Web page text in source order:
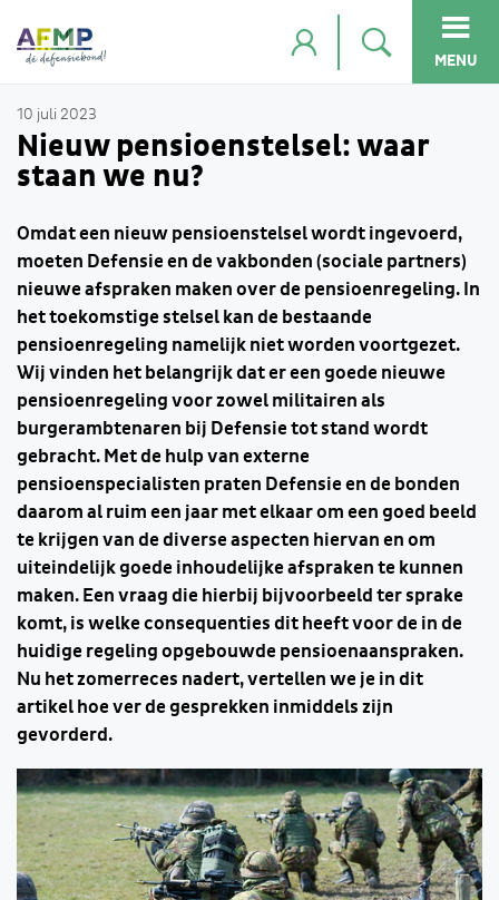
MENU
10 juli 2023
Nieuw pensioenstelsel: waar
staan we nu?
Omdat een nieuw pensioenstelsel wordt ingevoerd,
moeten Defensie en de vakbonden (sociale partners)
nieuwe afspraken maken over de pensioenregeling. In
het toekomstige stelsel kan de bestaande
pensioenregeling namelijk niet worden voortgezet.
Wij vinden het belangrijk dat er een goede nieuwe
pensioenregeling voor zowel militairen als
burgerambtenaren bij Defensie tot stand wordt
gebracht. Met de hulp van externe
pensioenspecialisten praten Defensie en de bonden
daarom al ruim een jaar met elkaar om een goed beeld
te krijgen van de diverse aspecten hiervan en om
uiteindelijk goede inhoudelijke afspraken te kunnen
maken. Een vraag die hierbij bijvoorbeeld ter sprake
komt, is welke consequenties dit heeft voor de in de
huidige regeling opgebouwde pensioenaanspraken.
Nu het zomerreces nadert, vertellen we je in dit
artikel hoe ver de gesprekken inmiddels zijn
gevorderd.